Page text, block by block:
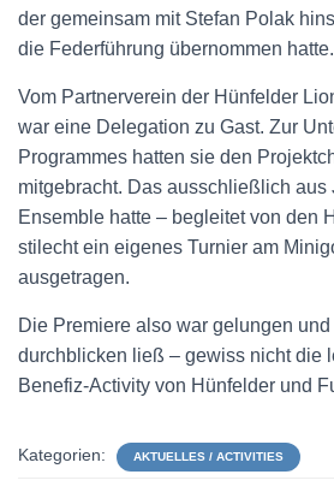
der gemeinsam mit Stefan Polak
die Federführung übernommen hatte.
Vom Partnerverein der Hünfelder
war eine Delegation zu Gast. Zur
Programmes hatten sie den
mitgebracht. Das ausschließlich aus
Ensemble hatte – begleitet von den
stilecht ein eigenes Turnier am
ausgetragen.
Die Premiere also war gelungen
durchblicken ließ – gewiss nicht die
Benefiz-Activity von Hünfelder und
Kategorien: AKTUELLES / ACTIVITIES